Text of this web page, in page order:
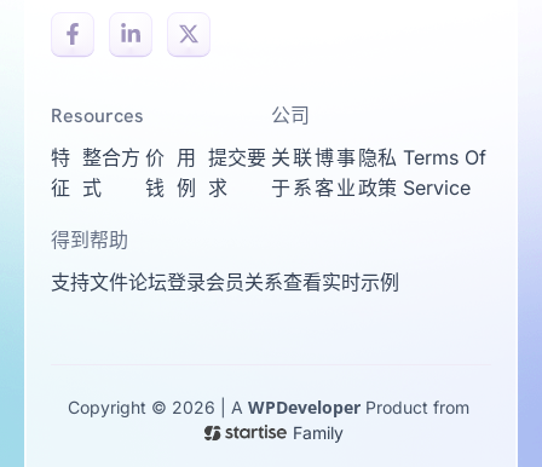
Resources
特
征
整合方
式
价
钱
用
例
提交要
求
公司
关
于
联
系
博
客
事
业
隐私
政策
Terms Of
Service
得到帮助
支持文件论坛登录会员关系查看实时示例
Copyright © 2026 | A WPDeveloper Product from
Family